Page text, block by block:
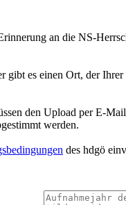
an die NS-
es einen Ort, der
den Upload per E-
werden.
des hdgö